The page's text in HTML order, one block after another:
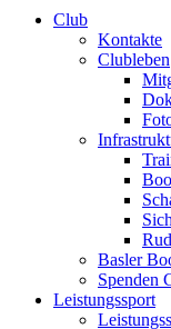
Club
Kontakte
Clubleben
Basler
Spenden
Leistungssport